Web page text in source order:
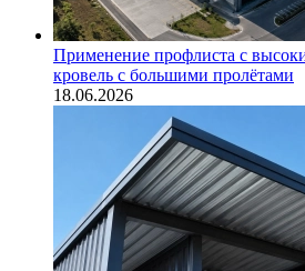
Применение профлиста с
кровель с большими пролётами
18.06.2026